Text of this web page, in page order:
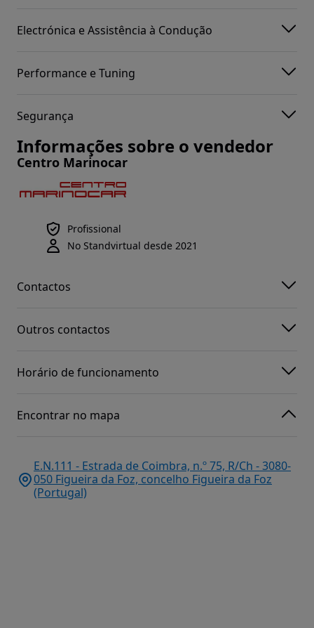
Electrónica e Assistência à Condução
Performance e Tuning
Segurança
Informações sobre o vendedor
Centro Marinocar
Profissional
No Standvirtual desde 2021
Contactos
Outros contactos
Horário de funcionamento
Encontrar no mapa
E.N.111 - Estrada de Coimbra, n.º 75, R/Ch - 3080-
050 Figueira da Foz, concelho Figueira da Foz
(Portugal)